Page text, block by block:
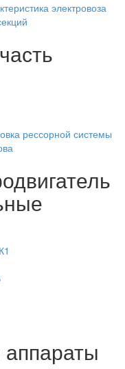
электровоза
рессорной системы
аппараты